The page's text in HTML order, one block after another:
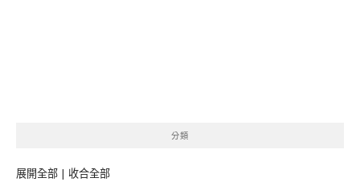
分類
展開全部 | 收合全部